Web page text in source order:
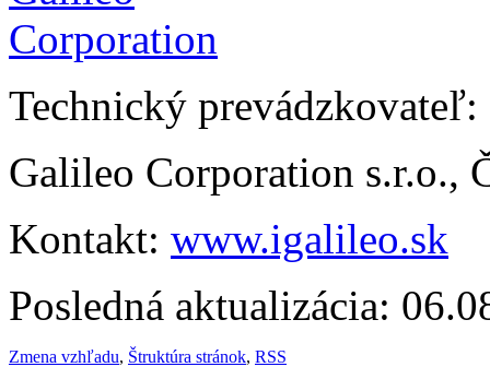
Technický prevádzkovateľ:
Galileo Corporation s.r.o.,
Kontakt: www.igalileo.sk
Posledná aktualizácia:
Zmena vzhľadu, Štruktúra stránok, RSS